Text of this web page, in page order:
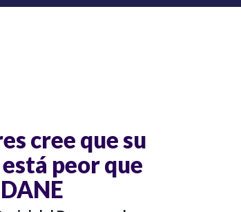
cree que su
peor que